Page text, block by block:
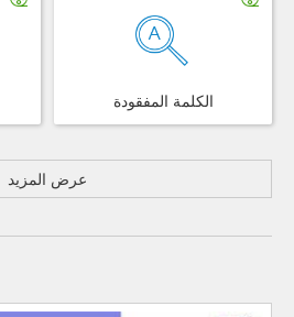
الكلمة المفقودة
عرض المزيد